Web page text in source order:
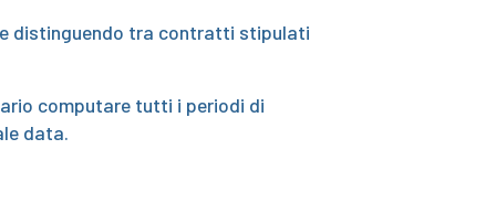
distinguendo tra contratti stipulati
computare tutti i periodi di
data.